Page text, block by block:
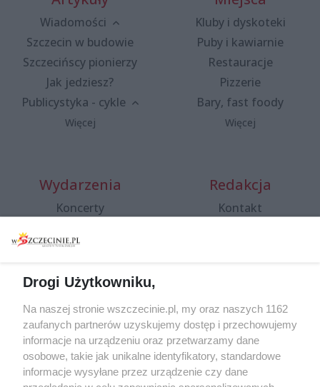
Wiadomości
Szczecin w budowie
Szczecińscy pionierzy
Jak jedziesz?
Publicystyka - cykle
Więcej
Kluby i dyskoteki
Puby i kawiarnie
Restauracje
Pizzerie
Bary, fast foody
Więcej
Wydarzenia
Koncerty
Spacery i oprowadzania
targi
Wernisaże
Więcej
Redakcja
Kontakt
Specjalny koncert z okazji
20. urodzin portalu
wSzczecinie.pl
Regulamin konkursów
śniadaniówka "Hej
Drogi Użytkowniku,
Na naszej stronie wszczecinie.pl, my oraz naszych 1162
zaufanych partnerów uzyskujemy dostęp i przechowujemy
informacje na urządzeniu oraz przetwarzamy dane
osobowe, takie jak unikalne identyfikatory, standardowe
informacje wysyłane przez urządzenie czy dane